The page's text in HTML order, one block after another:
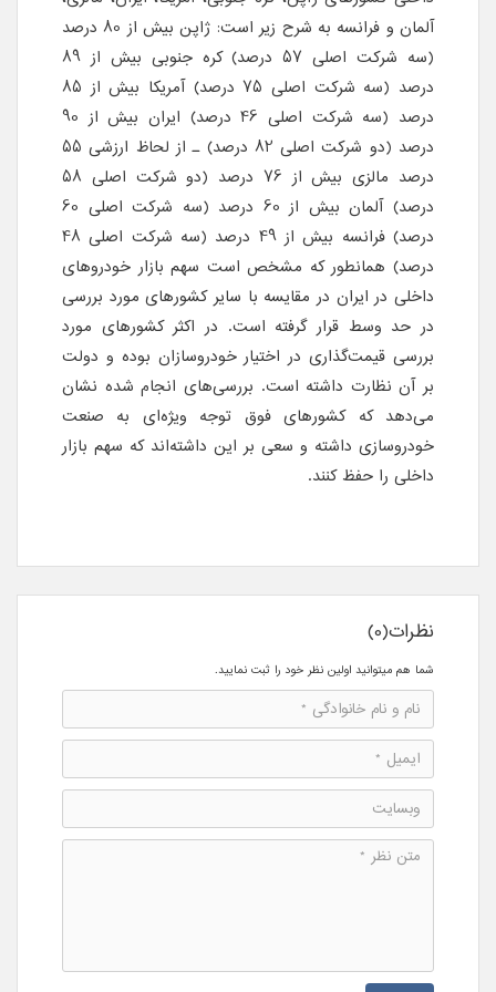
آلمان و فرانسه به شرح زیر است: ژاپن بیش از 80 درصد
(سه شرکت اصلی 57 درصد) کره جنوبی بیش از 89
درصد (سه شرکت اصلی 75 درصد) آمریکا بیش از 85
درصد (سه شرکت اصلی 46 درصد) ایران بیش از 90
درصد (دو شرکت اصلی 82 درصد) ـ از لحاظ ارزشی 55
درصد مالزی بیش از 76 درصد (دو شرکت اصلی 58
درصد) آلمان بیش از 60 درصد (سه شرکت اصلی 60
درصد) فرانسه بیش از 49 درصد (سه شرکت اصلی 48
درصد) همانطور که مشخص است سهم بازار خودروهای
داخلی در ایران در مقایسه با سایر کشورهای مورد بررسی
در حد وسط قرار گرفته است. در اکثر کشورهای مورد
بررسی قیمت‌گذاری در اختیار خودروسازان بوده و دولت
بر آن نظارت داشته است. بررسی‌های انجام شده نشان
می‌دهد که کشورهای فوق توجه ویژه‌ای به صنعت
خودروسازی داشته و سعی بر این داشته‌اند که سهم بازار
داخلی را حفظ کنند.
نظرات(0)
شما هم میتوانید اولین نظر خود را ثبت نمایید.